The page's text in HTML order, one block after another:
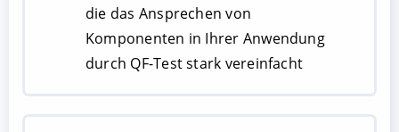
die das Ansprechen von
Komponenten in Ihrer Anwendung
durch QF-Test stark vereinfacht